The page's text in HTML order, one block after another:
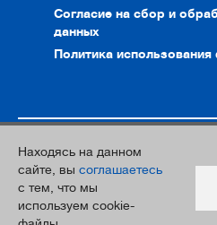
Согласие на сбор и
данных
Политика
© 2010–2026. Интернет-ресурс
преподавателей и переводчиков
Дизайн и разработка:
Находясь на данном
сайте, вы соглашаетесь
с тем, что мы
используем cookie-